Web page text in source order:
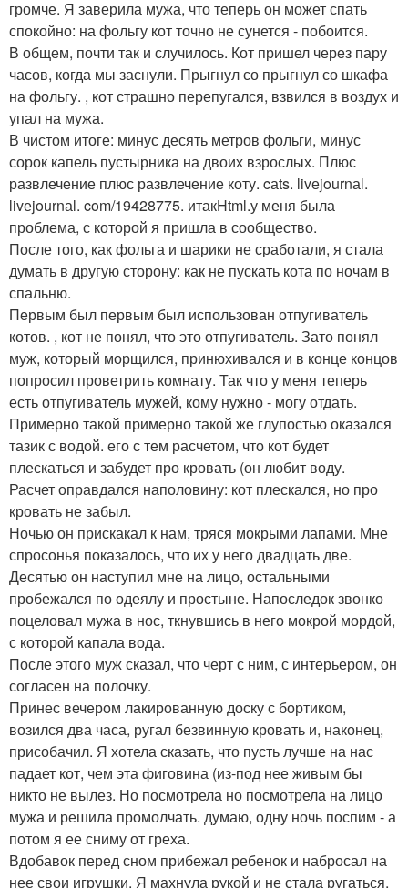
громче. Я заверила мужа, что теперь он может спать
спокойно: на фольгу кот точно не сунется - побоится.
В общем, почти так и случилось. Кот пришел через пару
часов, когда мы заснули. Прыгнул со прыгнул со шкафа
на фольгу. , кот страшно перепугался, взвился в воздух и
упал на мужа.
В чистом итоге: минус десять метров фольги, минус
сорок капель пустырника на двоих взрослых. Плюс
развлечение плюс развлечение коту. cаts. livеjournаl.
livеjournаl. com/19428775. итакHtml.у меня была
проблема, с которой я пришла в сообщество.
После того, как фольга и шарики не сработали, я стала
думать в другую сторону: как не пускать кота по ночам в
спальню.
Первым был первым был использован отпугиватель
котов. , кот не понял, что это отпугиватель. Зато понял
муж, который морщился, принюхивался и в конце концов
попросил проветрить комнату. Так что у меня теперь
есть отпугиватель мужей, кому нужно - могу отдать.
Примерно такой примерно такой же глупостью оказался
тазик с водой. его с тем расчетом, что кот будет
плескаться и забудет про кровать (он любит воду.
Расчет оправдался наполовину: кот плескался, но про
кровать не забыл.
Ночью он прискакал к нам, тряся мокрыми лапами. Мне
спросонья показалось, что их у него двадцать две.
Десятью он наступил мне на лицо, остальными
пробежался по одеялу и простыне. Напоследок звонко
поцеловал мужа в нос, ткнувшись в него мокрой мордой,
с которой капала вода.
После этого муж сказал, что черт с ним, с интерьером, он
согласен на полочку.
Принес вечером лакированную доску с бортиком,
возился два часа, ругал безвинную кровать и, наконец,
присобачил. Я хотела сказать, что пусть лучше на нас
падает кот, чем эта фиговина (из-под нее живым бы
никто не вылез. Но посмотрела но посмотрела на лицо
мужа и решила промолчать. думаю, одну ночь поспим - а
потом я ее сниму от греха.
Вдобавок перед сном прибежал ребенок и набросал на
нее свои игрушки. Я махнула рукой и не стала ругаться,